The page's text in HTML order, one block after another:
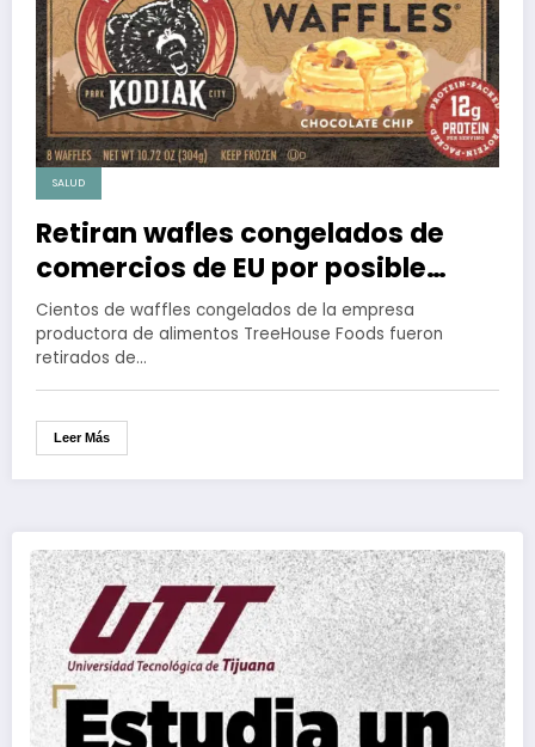
SALUD
Retiran wafles congelados de
comercios de EU por posible
contaminación de listeria
Cientos de waffles congelados de la empresa
productora de alimentos TreeHouse Foods fueron
retirados de…
Leer Más